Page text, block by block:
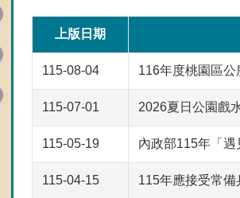
上版日期
115-08-04 116年度桃園區公
115-07-01 2026夏日公園戲
115-05-19 內政部115年「
115-04-15 115年應接受常